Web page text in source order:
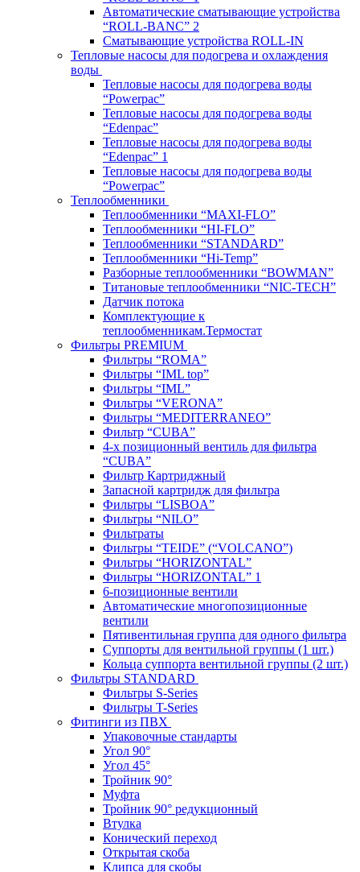
Автоматические сматывающие устройства
“ROLL-BANC” 2
Сматывающие устройства ROLL-IN
Тепловые насосы для подогрева и охлаждения
воды
Тепловые насосы для подогрева воды
“Powerpac”
Тепловые насосы для подогрева воды
“Edenpac”
Тепловые насосы для подогрева воды
“Edenpac” 1
Тепловые насосы для подогрева воды
“Powerpac”
Теплообменники
Теплообменники “MAXI-FLO”
Теплообменники “HI-FLO”
Теплообменники “STANDARD”
Теплообменники “Hi-Temp”
Разборные теплообменники “BOWMAN”
Титановые теплообменники “NIC-TECH”
Датчик потока
Комплектующие к
теплообменникам.Термостат
Фильтры PREMIUM
Фильтры “ROMA”
Фильтры “IML top”
Фильтры “IML”
Фильтры “VERONA”
Фильтры “MEDITERRANEO”
Фильтр “CUBA”
4-х позиционный вентиль для фильтра
“CUBA”
Фильтр Картриджный
Запасной картридж для фильтра
Фильтры “LISBOA”
Фильтры “NILO”
Фильтраты
Фильтры “TEIDE” (“VOLСANO”)
Фильтры “HORIZONTAL”
Фильтры “HORIZONTAL” 1
6-позиционные вентили
Автоматические многопозиционные
вентили
Пятивентильная группа для одного фильтра
Суппорты для вентильной группы (1 шт.)
Кольца суппорта вентильной группы (2 шт.)
Фильтры STANDARD
Фильтры S-Series
Фильтры T-Series
Фитинги из ПВХ
Упаковочные стандарты
Угол 90°
Угол 45°
Тройник 90°
Муфта
Тройник 90° редукционный
Втулка
Конический переход
Открытая скоба
Клипса для скобы